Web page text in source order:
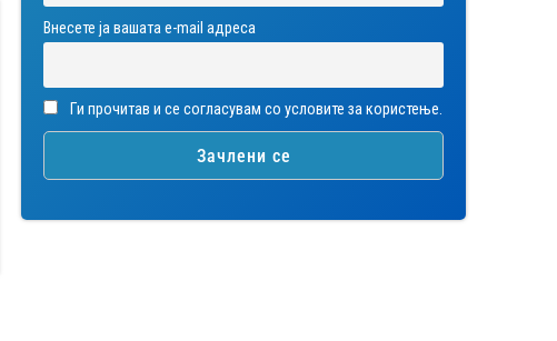
Внесете ја вашата е-mail адреса
Ги прочитав и се согласувам со условите за користење.